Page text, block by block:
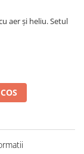
aer și heliu. Setul